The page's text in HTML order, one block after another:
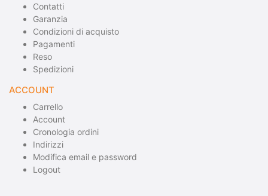
Contatti
Garanzia
Condizioni di acquisto
Pagamenti
Reso
Spedizioni
ACCOUNT
Carrello
Account
Cronologia ordini
Indirizzi
Modifica email e password
Logout